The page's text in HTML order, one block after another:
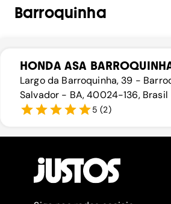
Barroquinha
HONDA ASA
Largo da Barroquinha, 39 -
Salvador - BA, 40024-136, Brasil
5 (2)